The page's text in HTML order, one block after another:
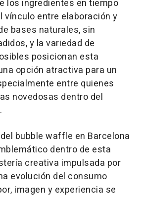
los ingredientes en tiempo
vínculo entre elaboración y
bases naturales, sin
y la variedad de
posicionan esta
opción atractiva para un
entre quienes
novedosas dentro del
bubble waffle en Barcelona
dentro de esta
creativa impulsada por
evolución del consumo
imagen y experiencia se